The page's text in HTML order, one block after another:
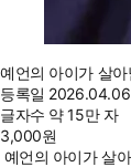
예언의 아이가 살
등록일 2026.04.06
글자수 약 15만 자
3,000원
예언의 아이가 살